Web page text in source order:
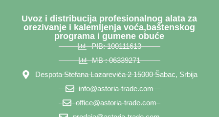
Uvoz i distribucija profesionalnog alata za
orezivanje i kalemljenja voća,baštenskog
programa i gumene obuće
PIB: 100111613
MB : 06339271
Despota Stefana Lazarevića 2 15000 Šabac, Srbija
info@astoria-trade.com
office@astoria-trade.com